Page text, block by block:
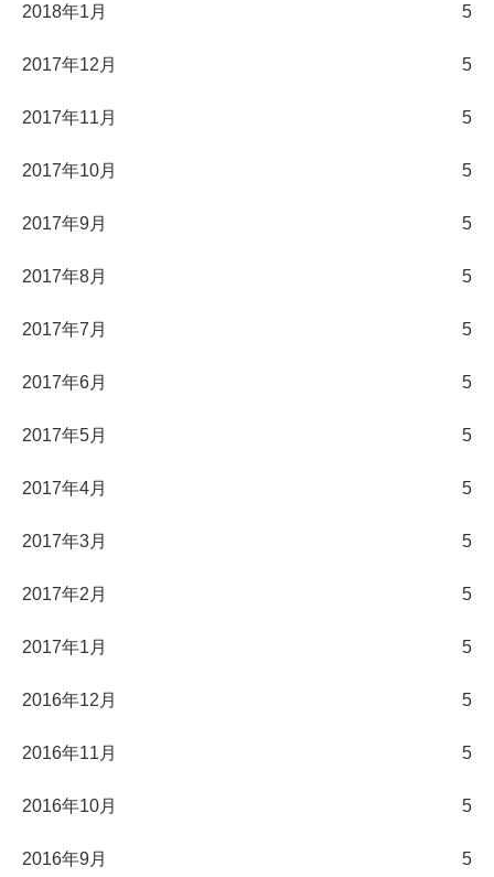
2018年1月 5
2017年12月 5
2017年11月 5
2017年10月 5
2017年9月 5
2017年8月 5
2017年7月 5
2017年6月 5
2017年5月 5
2017年4月 5
2017年3月 5
2017年2月 5
2017年1月 5
2016年12月 5
2016年11月 5
2016年10月 5
2016年9月 5